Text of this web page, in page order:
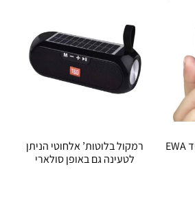
רמקול Bluetooth נייד EWA
רמקול בלוטות’ אלחוטי הניתן
לטעינה גם באופן סולארי